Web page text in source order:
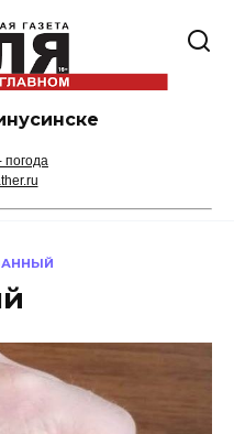
погода